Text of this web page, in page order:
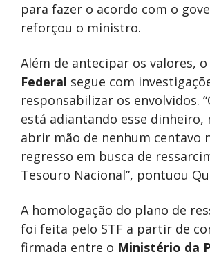
para fazer o acordo com o
reforçou o ministro.
Além de antecipar os valores, o
Federal segue com
responsabilizar os envolvidos.
está adiantando esse dinheiro,
abrir mão de nenhum centavo
regresso em busca de
Tesouro Nacional”, pontuou
A homologação do plano de
foi feita pelo STF a partir de
firmada entre o Ministério da